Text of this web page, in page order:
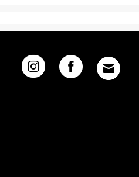
sin embargo, el
es sencillo,
naturales.
manera natural en la